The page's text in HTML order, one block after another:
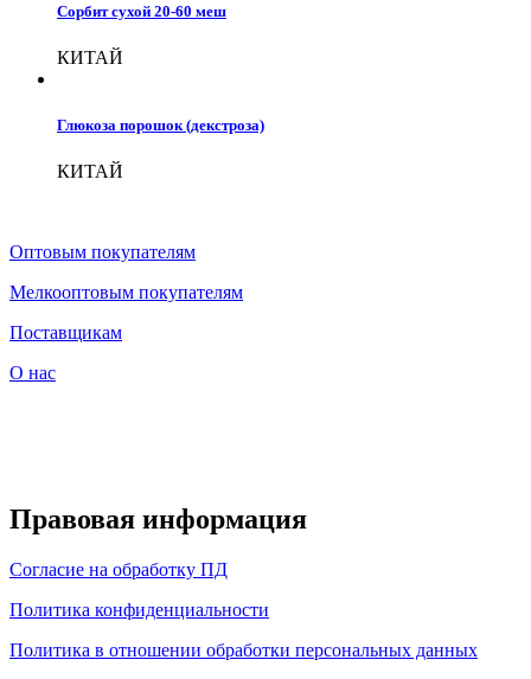
Сорбит сухой 20-60 меш
КИТАЙ
Глюкоза порошок (декстроза)
КИТАЙ
Оптовым покупателям
Мелкооптовым покупателям
Поставщикам
О нас
Правовая информация
Согласие на обработку ПД
Политика конфиденциальности
Политика в отношении обработки персональных данных